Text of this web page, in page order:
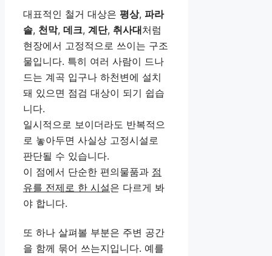
대표적인 철거 대상은 평상, 파라
솔, 천막, 데크, 계단, 취사대처럼
현장에서 고정적으로 쓰이는 구조
물입니다. 특히 여러 사람이 드나
드는 계곡 입구나 하천변에 설치
돼 있으면 점검 대상이 되기 쉽습
니다.
일시적으로 보이더라도 반복적으
로 놓아두면 사실상 고정시설로
판단될 수 있습니다.
이 점에서 단순한 편의물품과 점
유를 전제로 한 시설은 다르게 봐
야 합니다.
또 하나 살펴볼 부분은 주변 공간
을 함께 묶어 쓰는지입니다. 예를